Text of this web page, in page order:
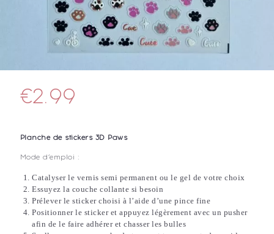
€2.99
Planche de stickers 3D Paws
Mode d’emploi :
Catalyser le vernis semi permanent ou le gel de votre choix
Essuyez la couche collante si besoin
Prélever le sticker choisi à l’aide d’une pince fine
Positionner le sticker et appuyez légèrement avec un pusher
afin de le faire adhérer et chasser les bulles